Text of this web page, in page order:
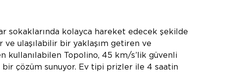
sokaklarında kolayca hareket edecek şekilde
ulaşılabilir bir yaklaşım getiren ve
kullanılabilen Topolino, 45 km/s’lik güvenli
bir çözüm sunuyor. Ev tipi prizler ile 4 saatin